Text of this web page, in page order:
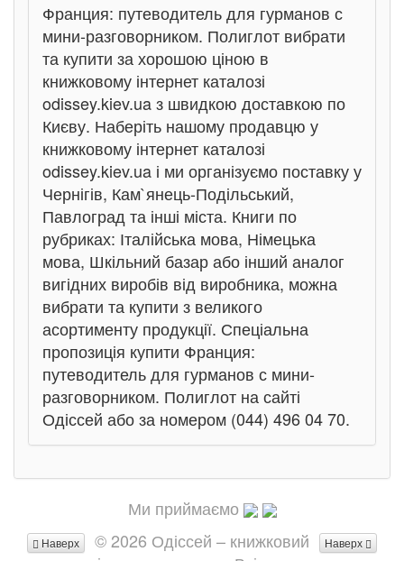
Франция: путеводитель для гурманов с
мини-разговорником. Полиглот вибрати
та купити за хорошою ціною в
книжковому інтернет каталозі
odissey.kiev.ua з швидкою доставкою по
Києву. Наберіть нашому продавцю у
книжковому інтернет каталозі
odissey.kiev.ua і ми організуємо поставку у
Чернігів, Кам`янець-Подільський,
Павлоград та інші міста. Книги по
рубриках: Італійська мова, Німецька
мова, Шкільний базар або інший аналог
вигідних виробів від виробника, можна
вибрати та купити з великого
асортименту продукції. Спеціальна
пропозиція купити Франция:
путеводитель для гурманов с мини-
разговорником. Полиглот на сайті
Одіссей або за номером (044) 496 04 70.
Ми приймаємо
Наверх
Наверх
© 2026 Одіссей – книжковий